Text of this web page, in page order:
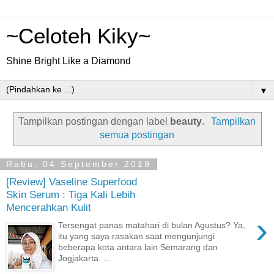
~Celoteh Kiky~
Shine Bright Like a Diamond
▼
Tampilkan postingan dengan label beauty.
Tampilkan
semua postingan
Rabu, 04 September 2019
[Review] Vaseline Superfood
Skin Serum : Tiga Kali Lebih
Mencerahkan Kulit
›
Tersengat panas matahari di bulan Agustus? Ya,
itu yang saya rasakan saat mengunjungi
beberapa kota antara lain Semarang dan
Jogjakarta. ...